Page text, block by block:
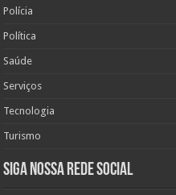
Polícia
Política
Saúde
Serviços
Tecnologia
Turismo
Siga nossa rede social